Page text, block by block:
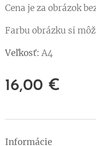
Cena je za obrázok
Farbu obrázku si
Veľkosť: A4
16,00 €
Informácie